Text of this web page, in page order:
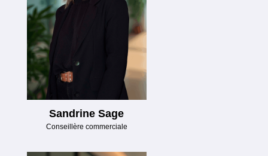
Sandrine Sage
Conseillère commerciale